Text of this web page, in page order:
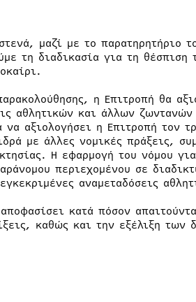
μαζί με το παρατηρητήριο
τη διαδικασία για τη
η Επιτροπή θα
αθλητικών και άλλων
να αξιολογήσει η Επιτροπή τον
με άλλες νομικές πράξεις,
Η εφαρμογή του νόμου
περιεχομένου σε
αναμεταδόσεις
κατά πόσον
καθώς και την εξέλιξη